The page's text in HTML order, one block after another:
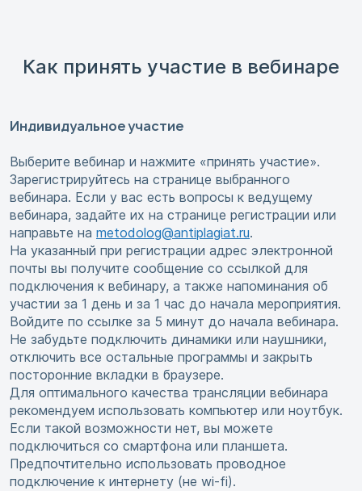
Как принять участие в вебинаре
Индивидуальное участие
Выберите вебинар и нажмите «принять участие».
Зарегистрируйтесь на странице выбранного
вебинара. Если у вас есть вопросы к ведущему
вебинара, задайте их на странице регистрации или
направьте на metodolog@antiplagiat.ru.
На указанный при регистрации адрес электронной
почты вы получите сообщение со ссылкой для
подключения к вебинару, а также напоминания об
участии за 1 день и за 1 час до начала мероприятия.
Войдите по ссылке за 5 минут до начала вебинара.
Не забудьте подключить динамики или наушники,
отключить все остальные программы и закрыть
посторонние вкладки в браузере.
Для оптимального качества трансляции вебинара
рекомендуем использовать компьютер или ноутбук.
Если такой возможности нет, вы можете
подключиться со смартфона или планшета.
Предпочтительно использовать проводное
подключение к интернету (не wi-fi).